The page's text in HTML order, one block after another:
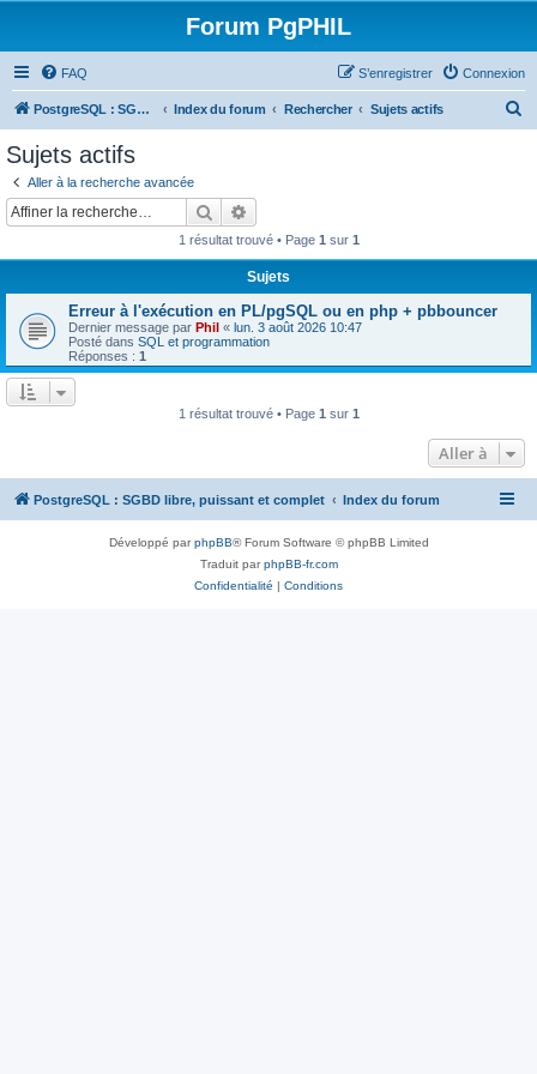
Forum PgPHIL
FAQ Connexion
S’enregistrer
PostgreSQL : SGBD libre, puissant et complet Index du forum Rechercher Sujets actifs
r
Sujets actifs
Aller à la recherche avancée
Rechercher
1 résultat trouvé • Page 1 sur 1
Sujets
Erreur à l'exécution en PL/pgSQL ou en php + pbbouncer
Dernier message par Phil « lun. 3 août 2026 10:47
Posté dans SQL et programmation
Réponses : 1
1 résultat trouvé • Page 1 sur 1
Aller à
PostgreSQL : SGBD libre, puissant et complet Index du forum
Développé parphpBB® Forum Software © phpBB Limited
Traduit parphpBB-fr.com
Confidentialité | Conditions